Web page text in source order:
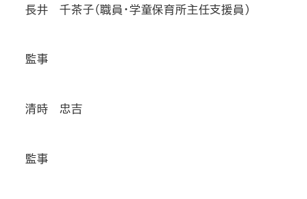
長井 千茶子（職員・学童保育所主任支援員）
監事
清時 忠吉
監事